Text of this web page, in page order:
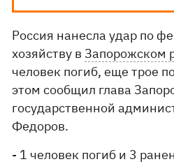
Россия нанесла удар по
хозяйству в Запорожском
человек погиб, еще трое
этом сообщил глава
государственной
Федоров.
- 1 человек погиб и 3